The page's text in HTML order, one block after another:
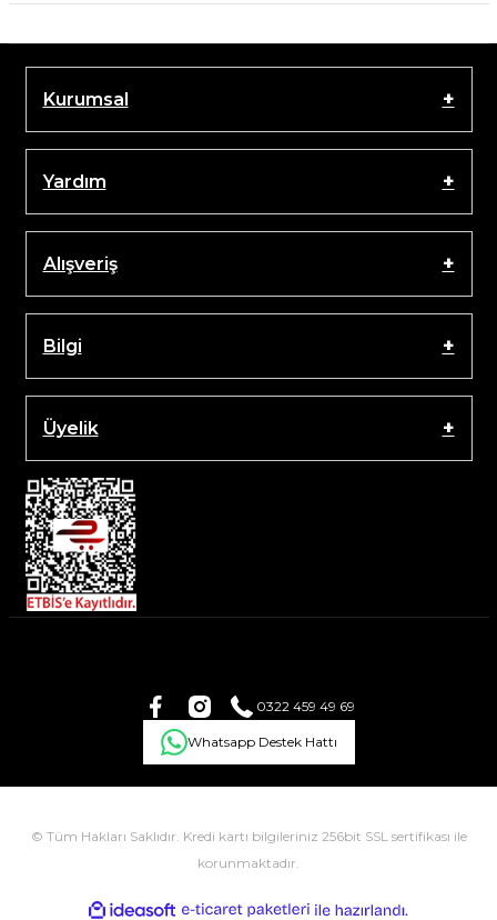
Kurumsal
Yardım
Alışveriş
Bilgi
Üyelik
0322 459 49 69
Whatsapp Destek Hattı
© Tüm Hakları Saklıdır. Kredi kartı bilgileriniz 256bit SSL sertifikası ile
korunmaktadır.
ideasoft e-